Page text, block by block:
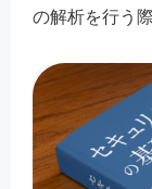
の解析を行う